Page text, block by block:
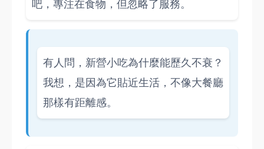
吧，專注在食物，但忽略了服務。
有人問，新營小吃為什麼能歷久不衰？
我想，是因為它貼近生活，不像大餐廳
那樣有距離感。